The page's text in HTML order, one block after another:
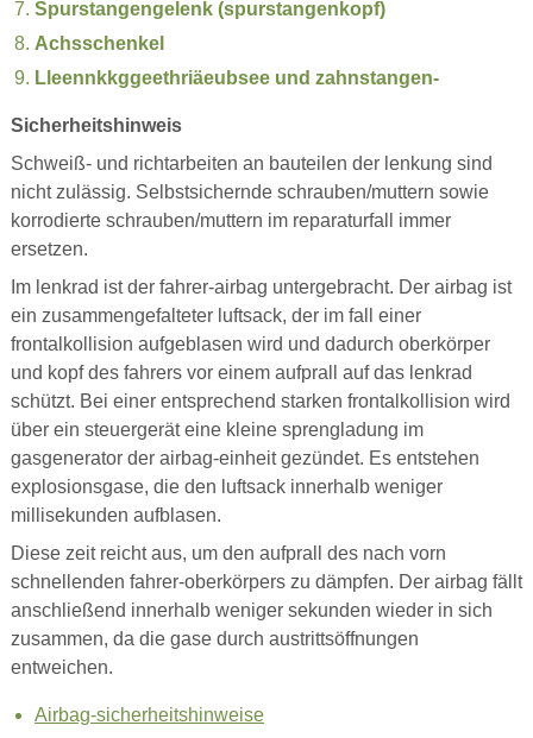
Spurstangengelenk (spurstangenkopf)
Achsschenkel
Lleennkkggeethriäeubsee und zahnstangen-
Sicherheitshinweis
Schweiß- und richtarbeiten an bauteilen der lenkung sind
nicht zulässig. Selbstsichernde schrauben/muttern sowie
korrodierte schrauben/muttern im reparaturfall immer
ersetzen.
Im lenkrad ist der fahrer-airbag untergebracht. Der airbag ist
ein zusammengefalteter luftsack, der im fall einer
frontalkollision aufgeblasen wird und dadurch oberkörper
und kopf des fahrers vor einem aufprall auf das lenkrad
schützt. Bei einer entsprechend starken frontalkollision wird
über ein steuergerät eine kleine sprengladung im
gasgenerator der airbag-einheit gezündet. Es entstehen
explosionsgase, die den luftsack innerhalb weniger
millisekunden aufblasen.
Diese zeit reicht aus, um den aufprall des nach vorn
schnellenden fahrer-oberkörpers zu dämpfen. Der airbag fällt
anschließend innerhalb weniger sekunden wieder in sich
zusammen, da die gase durch austrittsöffnungen
entweichen.
Airbag-sicherheitshinweise